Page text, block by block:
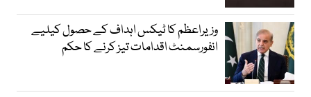
وزیراعظم کا ٹیکس اہداف کے حصول کیلیے
انفورسمنٹ اقدامات تیز کرنے کا حکم